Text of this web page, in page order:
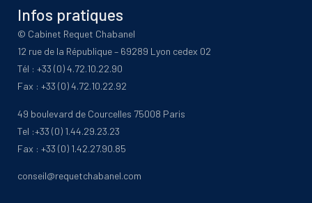
Infos pratiques
© Cabinet Requet Chabanel
12 rue de la République – 69289 Lyon cedex 02
Tél : +33 (0) 4.72.10.22.90
Fax : +33 (0) 4.72.10.22.92
49 boulevard de Courcelles 75008 Paris
Tel :+33 (0) 1.44.29.23.23
Fax : +33 (0) 1.42.27.90.85
conseil@requetchabanel.com